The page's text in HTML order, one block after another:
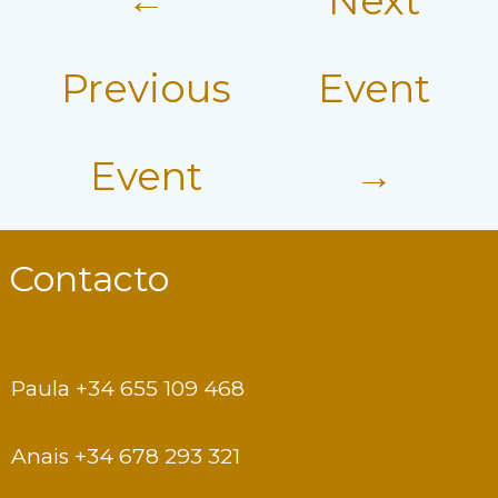
Previous
Event
Event
→
Contacto
Paula +34 655 109 468
Anais +34 678 293 321